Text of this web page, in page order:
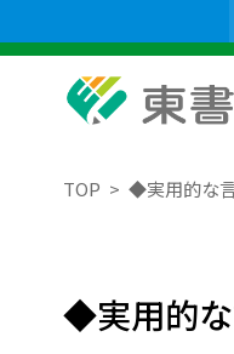
TOP ◆実用的な
◆実用的な